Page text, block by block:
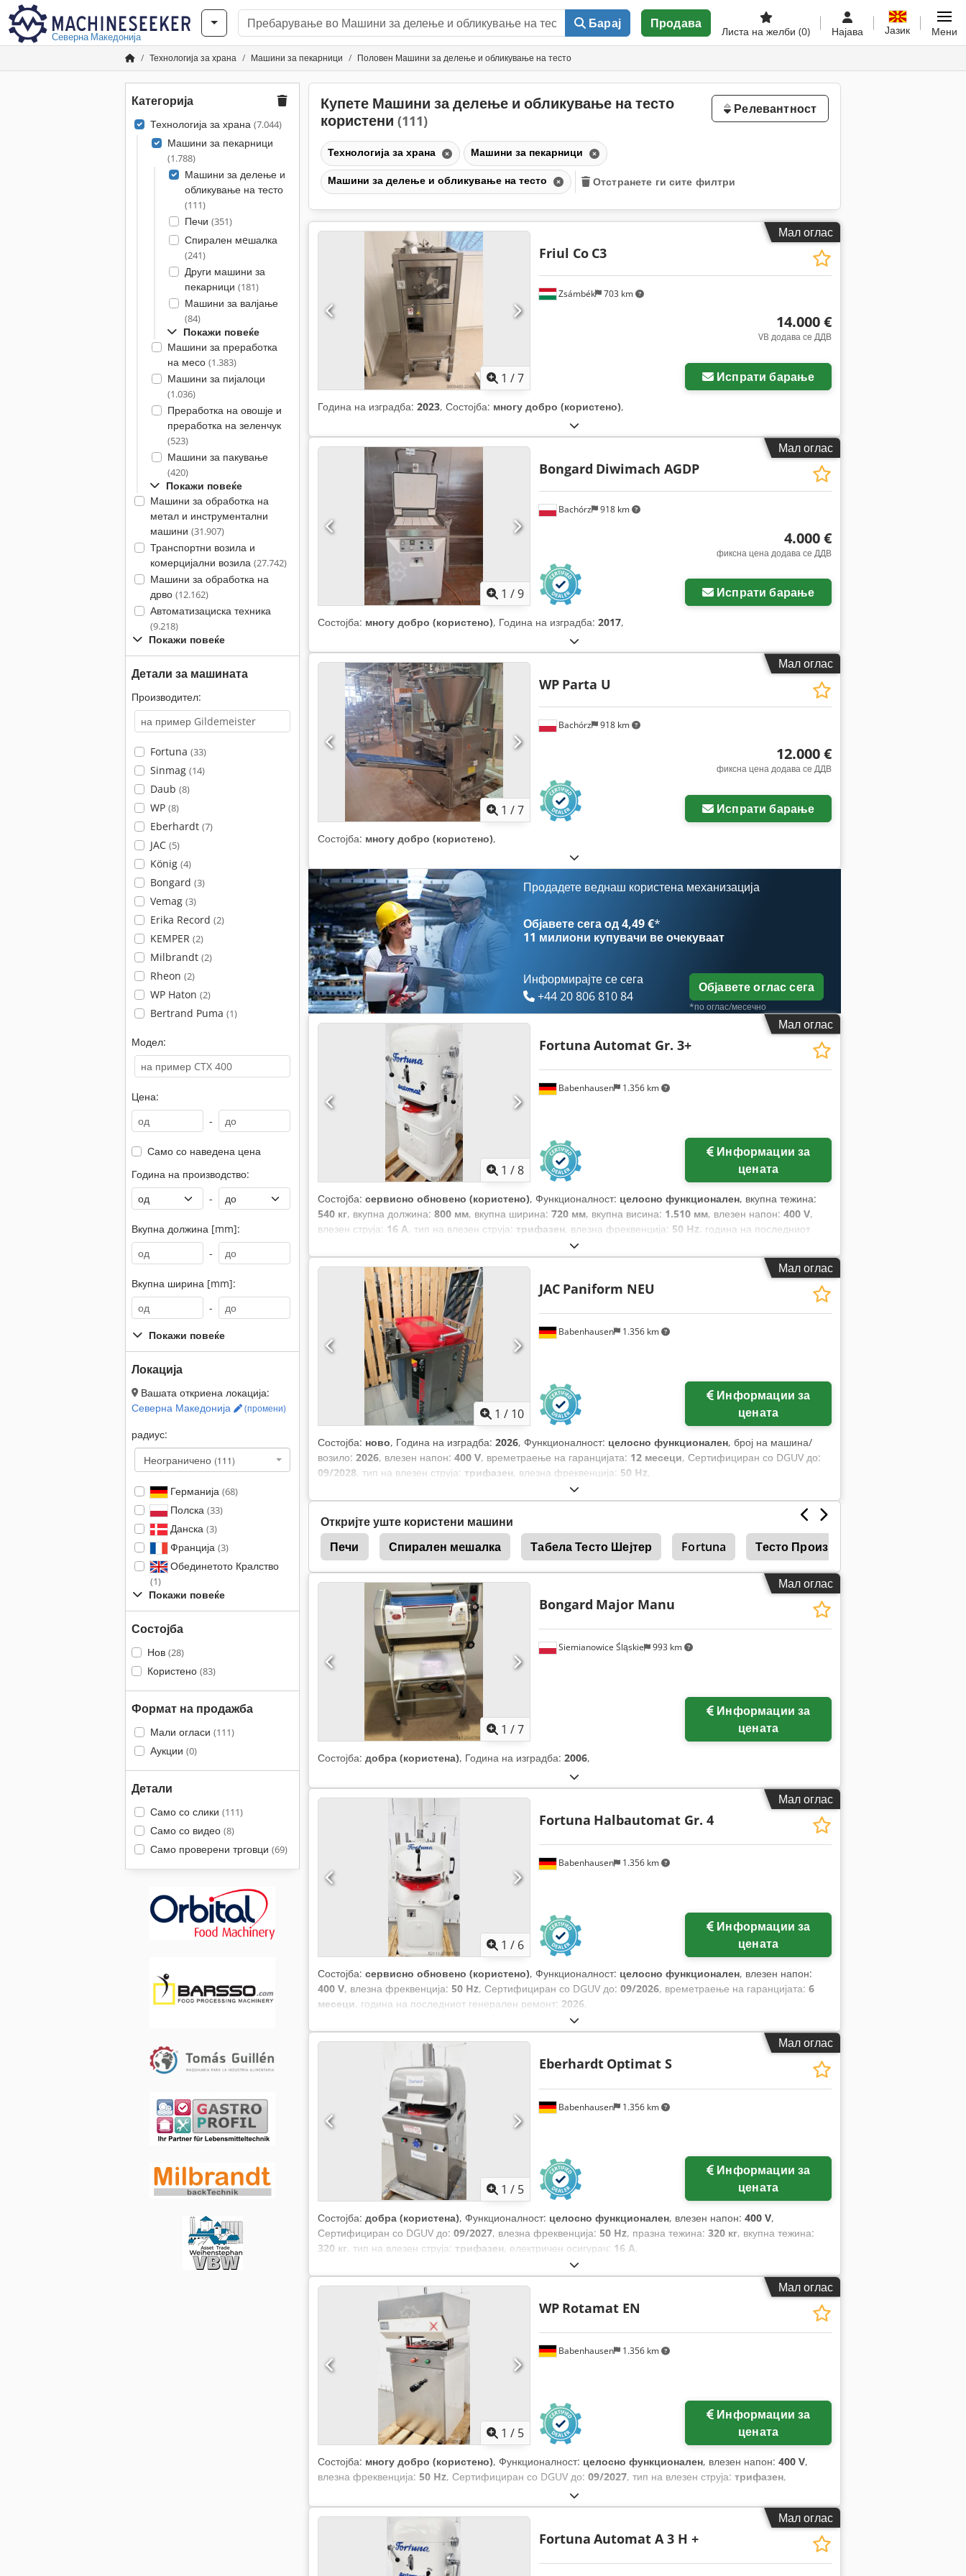
Северна Македонија
Барај Продава
Листа на желби (0) Најава Јазик Мени
Технологија за храна Машини за пекарници Половен Машини за делење и обликување на тесто
Категорија
Технологија за храна (7.044)
Машини за пекарници
(1.788)
Машини за делење и
обликување на тесто
(111)
Печи (351)
Спирален мeшалка
(241)
Други машини за
пекарници (181)
Машини за валјање
(84)
Покажи повеќе
Машини за преработка
на месо (1.383)
Машини за пијалоци
(1.036)
Преработка на овошје и
преработка на зеленчук
(523)
Машини за пакување
(420)
Покажи повеќе
Машини за обработка на
метал и инструментални
машини (31.907)
Транспортни возила и
комерцијални возила (27.742)
Машини за обработка на
дрво (12.162)
Автоматизациска техника
(9.218)
Покажи повеќе
Детали за машината
Производител:
Fortuna (33)
Sinmag (14)
Daub (8)
WP (8)
Eberhardt (7)
JAC (5)
König (4)
Bongard (3)
Vemag (3)
Erika Record (2)
KEMPER (2)
Milbrandt (2)
Rheon (2)
WP Haton (2)
Bertrand Puma (1)
Модел:
Цена:
-
Само со наведена цена
Година на производство:
-
Вкупна должина [mm]:
-
Вкупна ширина [mm]:
-
Покажи повеќе
Локација
Вашата откриена локација:
Северна Македонија
(промени)
радиус:
Неограничено (111)
Германија (68)
Полска (33)
Данска (3)
Франција (3)
Обединетото Кралство
(1)
Покажи повеќе
Состојба
Нов (28)
Користено (83)
Формат на продажба
Мали огласи (111)
Аукции (0)
Детали
Само со слики (111)
Само со видео (8)
Само проверени трговци (69)
Купете Машини за делење и обликување на тесто
користени (111)
Релевантност
Технологија за храна Машини за пекарници
Машини за делење и обликување на тесто Отстранете ги сите филтри
Мал оглас
1 /7
Zsámbék 703 km
Friul Co C3
14.000 €
VB додава се ДДВ
Испрати барање
Година на изградба: 2023, Состојба: многу добро (користено),
Мал оглас
1 /9
Bachórz 918 km
Bongard Diwimach AGDP
4.000 €
фиксна цена додава се ДДВ
Испрати барање
Состојба: многу добро (користено), Година на изградба: 2017,
Мал оглас
1 /7
Bachórz 918 km
WP Parta U
12.000 €
фиксна цена додава се ДДВ
Испрати барање
Состојба: многу добро (користено),
Продадете веднаш користена механизација
Објавете сега од 4,49 €*
11 милиони купувачи ве очекуваат
Информирајте се сега
+44 20 806 810 84
Објавете оглас сега
*по оглас/месечно
Мал оглас
1 /8
Babenhausen 1.356 km
Fortuna Automat Gr. 3+
цената
Состојба: сервисно обновено (користено), Функционалност: целосно функционален, вкупна тежина:
540 кг, вкупна должина: 800 мм, вкупна ширина: 720 мм, вкупна висина: 1.510 мм, влезен напон: 400 V,
влезен струја: 16 A, тип на влезен струја: трифазен, влезна фреквенција: 50 Hz, година на последниот
, времетраење на гаранцијата:
Мал оглас
1 / 10
Babenhausen 1.356 km
JAC Paniform NEU
цената
Состојба: ново, Година на изградба: 2026, Функционалност: целосно функционален, број на машина/
возило: 2026, влезен напон: 400 V, времетраење на гаранцијата: 12 месеци, Сертифициран со DGUV до:
09/2028, тип на влезен струја: трифазен, влезна фреквенција: 50 Hz,
Откријте уште користени машини
Печи
Спирален мeшалка Табела Тесто Шејтер Fortuna Тесто Производство
Вежба Храна Record
Мал оглас
1 /7
Siemianowice Śląskie 993 km
Bongard Major Manu
цената
Состојба: добра (користена), Година на изградба: 2006,
Мал оглас
1 / 6
Babenhausen 1.356 km
Fortuna Halbautomat Gr. 4
цената
Состојба: сервисно обновено (користено), Функционалност: целосно функционален, влезен напон:
400 V, влезна фреквенција: 50 Hz, Сертифициран со DGUV до: 09/2026, времетраење на гаранцијата: 6
месеци, година на последниот генерален ремонт: 2026,
Мал оглас
1 / 5
Babenhausen 1.356 km
Eberhardt Optimat S
цената
Состојба: добра (користена), Функционалност: целосно функционален, влезен напон: 400 V,
Сертифициран со DGUV до: 09/2027, влезна фреквенција: 50 Hz, празна тежина: 320 кг, вкупна тежина:
320 кг, тип на влезен струја: трифазен, електричен осигурач: 16 A,
Мал оглас
1 / 5
Babenhausen 1.356 km
WP Rotamat EN
цената
Состојба: многу добро (користено), Функционалност: целосно функционален, влезен напон: 400 V,
влезна фреквенција: 50 Hz, Сертифициран со DGUV до: 09/2027, тип на влезен струја: трифазен,
Мал оглас
Fortuna Automat A 3 H +